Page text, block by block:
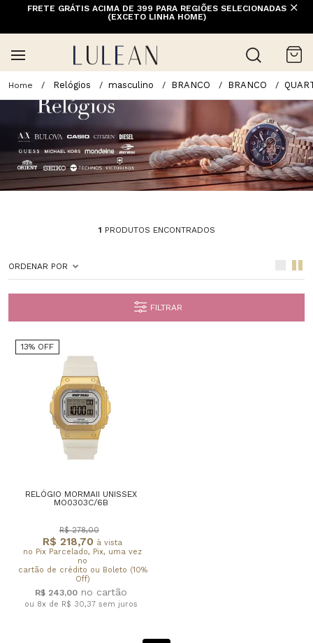
FRETE GRÁTIS ACIMA DE 399 PARA REGIÕES SELECIONADAS
(EXCETO LINHA HOME)
Relógios masculino BRANCO BRANCO
1 PRODUTOS ENCONTRADOS
ORDENAR POR
FILTRAR
13% OFF
RELÓGIO MORMAII UNISSEX
MO0303C/6B
R$ 218,70 à vista
no Pix Parcelado, Pix, uma vez
no
cartão de crédito ou Boleto (10%
Off)
R$ 278,00
R$ 243,00
ou 8x de R$ 30,37 sem juros